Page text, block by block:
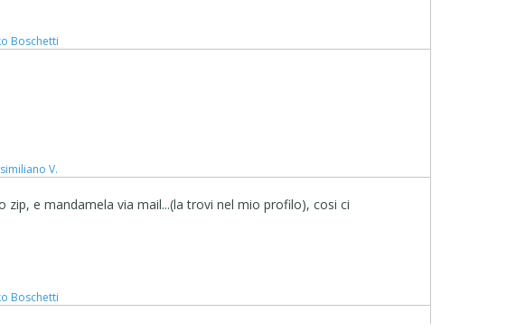
Boschetti
V.
e mandamela via mail...(la trovi nel mio profilo), cosi ci
Boschetti